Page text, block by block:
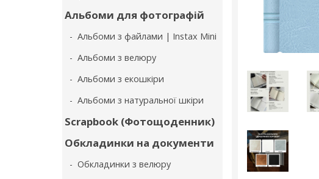
Альбоми для фотографій
- Альбоми з файлами | Instax Mini
- Альбоми з велюру
- Альбоми з екошкіри
- Альбоми з натуральної шкіри
Scrapbook (Фотощоденник)
Обкладинки на документи
- Обкладинки з велюру